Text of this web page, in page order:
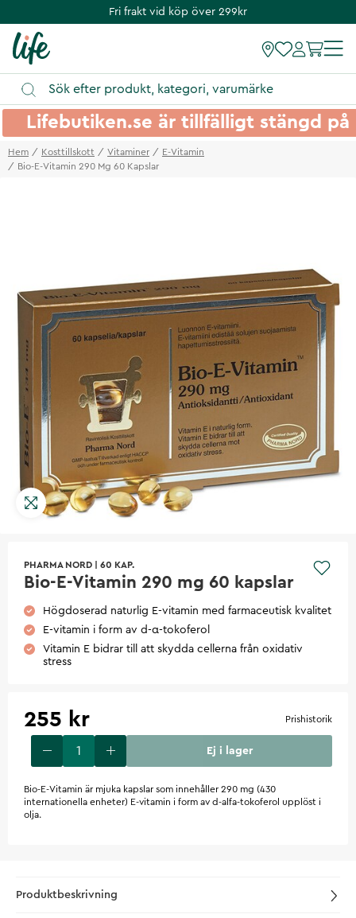
Fri frakt vid köp över 299kr
Lifebutiken.se är tillfälligt stängd
Hem Kosttillskott Vitaminer
E-Vitamin
Bio-E-Vitamin 290 Mg 60 Kapslar
PHARMA NORD 60 KAP.
Bio-E-Vitamin 290 mg 60 kapslar
Högdoserad naturlig E-vitamin med farmaceutisk kvalitet
E-vitamin i form av d-α-tokoferol
Vitamin E bidrar till att skydda cellerna från oxidativ
stress
255 kr Prishistorik
Ej i lager
Bio-E-Vitamin är mjuka kapslar som innehåller 290 mg (430
internationella enheter) E-vitamin i form av d-alfa-tokoferol upplöst i
olja.
Produktbeskrivning